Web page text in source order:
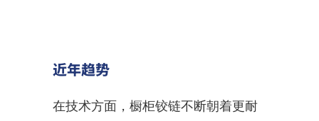
近年趋势
在技术方面，橱柜铰链不断朝着更耐